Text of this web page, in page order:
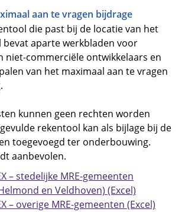
aan te vragen bijdrage
die past bij de locatie van het
bevat aparte werkbladen voor
niet-commerciële ontwikkelaars en
van het maximaal aan te vragen
kunnen geen rechten worden
rekentool kan als bijlage bij de
toegevoegd ter onderbouwing.
aanbevolen.
– stedelijke MRE-gemeenten
en Veldhoven) (Excel)
– overige MRE-gemeenten (Excel)